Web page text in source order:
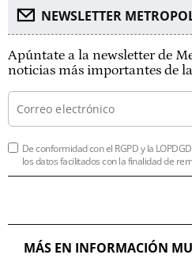
NEWSLETTER
Apúntate a la newsletter de
noticias más importantes de
De conformidad con el RGPD y la
los datos facilitados con la finalidad de
MÁS EN INFORMACIÓN